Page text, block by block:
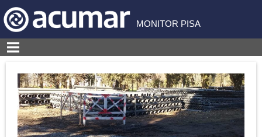
Skip
to
content
MONITOR PISA